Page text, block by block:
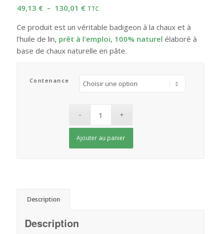
49,13 € – 130,01 €Plage
prix :
49,13 €
à
TTC
Ce produit est un véritable badigeon à la chaux et à
l’huile de lin, prêt à l’emploi, 100% naturel élaboré à
base de chaux naturelle en pâte.
Contenance
Ajouter au panier
Description
Description